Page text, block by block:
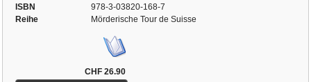
ISBN
978-3-03820-168-7
Reihe
Mörderische Tour de Suisse
CHF 26.90